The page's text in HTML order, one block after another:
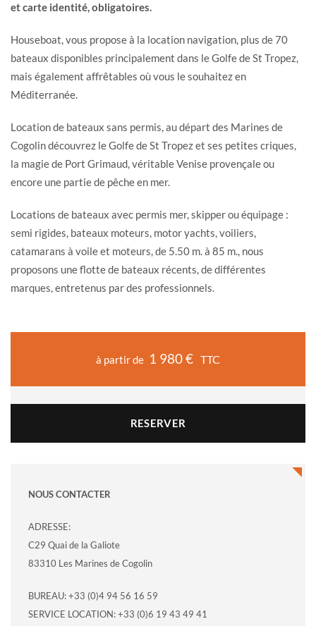
et carte identité, obligatoires.
Houseboat, vous propose à la location navigation, plus de 70
bateaux disponibles principalement dans le Golfe de St Tropez,
mais également affrêtables où vous le souhaitez en
Méditerranée.
Location de bateaux sans permis, au départ des Marines de
Cogolin découvrez le Golfe de St Tropez et ses petites criques,
la magie de Port Grimaud, véritable Venise provençale ou
encore une partie de pêche en mer.
Locations de bateaux avec permis mer, skipper ou équipage :
semi rigides, bateaux moteurs, motor yachts, voiliers,
catamarans à voile et moteurs, de 5.50 m. à 85 m., nous
proposons une flotte de bateaux récents, de différentes
marques, entretenus par des professionnels.
à partir de 1 980 € TTC
RESERVER
NOUS CONTACTER
ADRESSE:
C29 Quai de la Galiote
83310 Les Marines de Cogolin
BUREAU: +33 (0)4 94 56 16 59
SERVICE LOCATION: +33 (0)6 19 43 49 41